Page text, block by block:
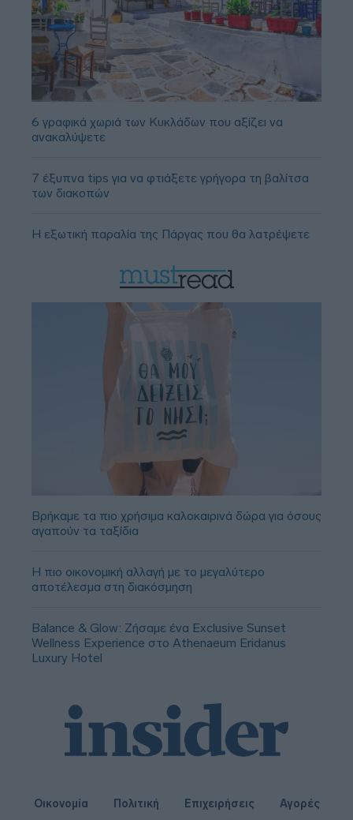
6 γραφικά χωριά των Κυκλάδων που αξίζει να
ανακαλύψετε
7 έξυπνα tips για να φτιάξετε γρήγορα τη βαλίτσα
των διακοπών
Η εξωτική παραλία της Πάργας που θα λατρέψετε
Βρήκαμε τα πιο χρήσιμα καλοκαιρινά δώρα για όσους
αγαπούν τα ταξίδια
Η πιο οικονομική αλλαγή με το μεγαλύτερο
αποτέλεσμα στη διακόσμηση
Balance & Glow: Ζήσαμε ένα Exclusive Sunset
Wellness Experience στο Athenaeum Eridanus
Luxury Hotel
Οικονομία Πολιτική Επιχειρήσεις Αγορές